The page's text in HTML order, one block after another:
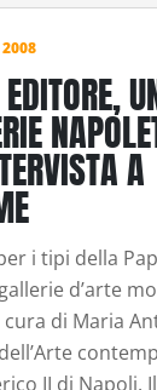
2008
A
i tipi della
d’arte
di Maria
II di Napoli.